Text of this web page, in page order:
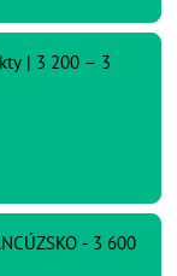
| 3 200 – 3
- 3 600